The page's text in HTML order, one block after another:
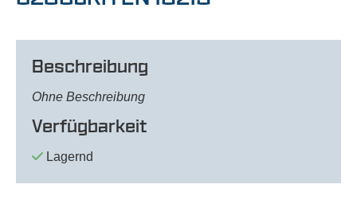
Beschreibung
Ohne Beschreibung
Verfügbarkeit
Lagernd